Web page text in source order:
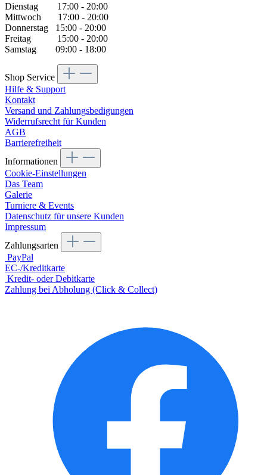
Dienstag 17:00 - 20:00
Mittwoch 17:00 - 20:00
Donnerstag 15:00 - 20:00
Freitag 15:00 - 20:00
Samstag 09:00 - 18:00
Shop Service
Hilfe & Support
Kontakt
Versand und Zahlungsbedigungen
Widerrufsrecht für Kunden
AGB
Barrierefreiheit
Informationen
Cookie-Einstellungen
Das Team
Galerie
Turniere & Events
Datenschutz für unsere Kunden
Impressum
Zahlungsarten
PayPal
EC-/Kreditkarte
Kredit- oder Debitkarte
Zahlung bei Abholung (Click & Collect)